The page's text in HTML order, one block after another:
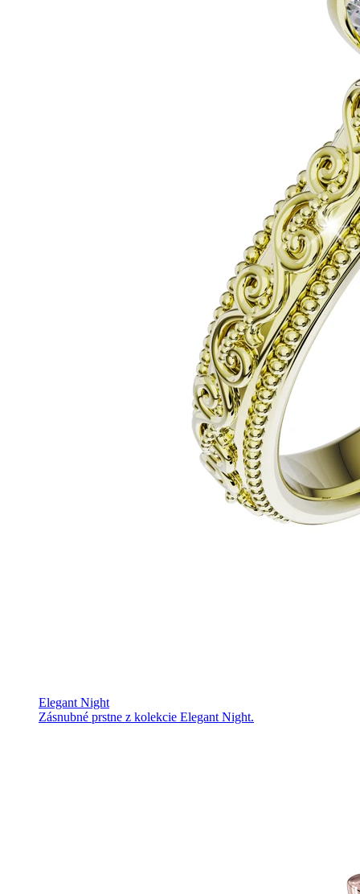
Elegant Night
Zásnubné prstne z kolekcie Elegant Night.